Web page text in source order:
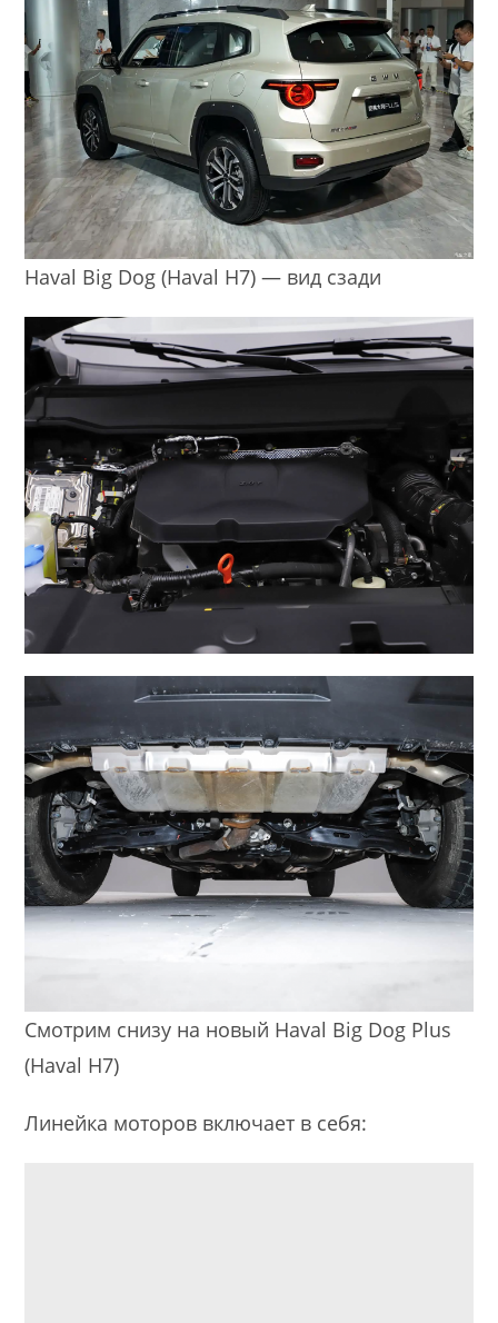
Haval Big Dog (Haval H7) — вид сзади
Смотрим снизу на новый Haval Big Dog Plus
(Haval H7)
Линейка моторов включает в себя: